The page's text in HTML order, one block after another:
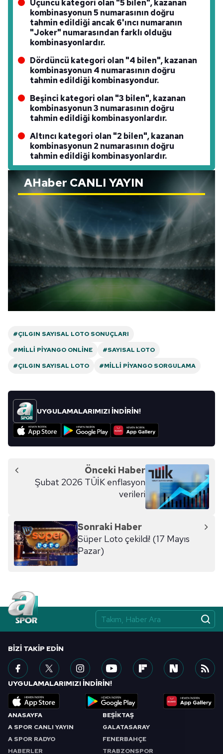
Üçüncü kategori olan "5 bilen", kazanan
kombinasyonun 5 numarasının doğru
tahmin edildiği ancak 6'ıncı numaranın
"Joker" numarasından farklı olduğu
kombinasyonlardır.
Dördüncü kategori olan "4 bilen", kazanan
kombinasyonun 4 numarasının doğru
tahmin edildiği kombinasyondur.
Beşinci kategori olan "3 bilen", kazanan
kombinasyonun 3 numarasının doğru
tahmin edildiği kombinasyonlardır.
Altıncı kategori olan "2 bilen", kazanan
kombinasyonun 2 numarasının doğru
tahmin edildiği kombinasyonlardır.
AHaber CANLI YAYIN
#ÇILGIN SAYISAL LOTO SONUÇLARI
#MILLI PIYANGO ONLINE
#SAYISAL LOTO
#ÇILGIN SAYISAL LOTO
#MILLI PIYANGO SORGULAMA
UYGULAMALARIMIZI İNDİRİN!
Önceki Haber
Şubat 2026 TÜİK enflasyon
verileri
Sonraki Haber
Süper Loto çekildi! (17 Mayıs
Pazar)
ANASAYFA
A SPOR CANLI YAYIN
A SPOR RADYO
HABERLER
BEŞİKTAŞ
GALATASARAY
FENERBAHÇE
TRABZONSPOR
BIZI TAKIP EDIN
UYGULAMALARIMIZI İNDİRİN!